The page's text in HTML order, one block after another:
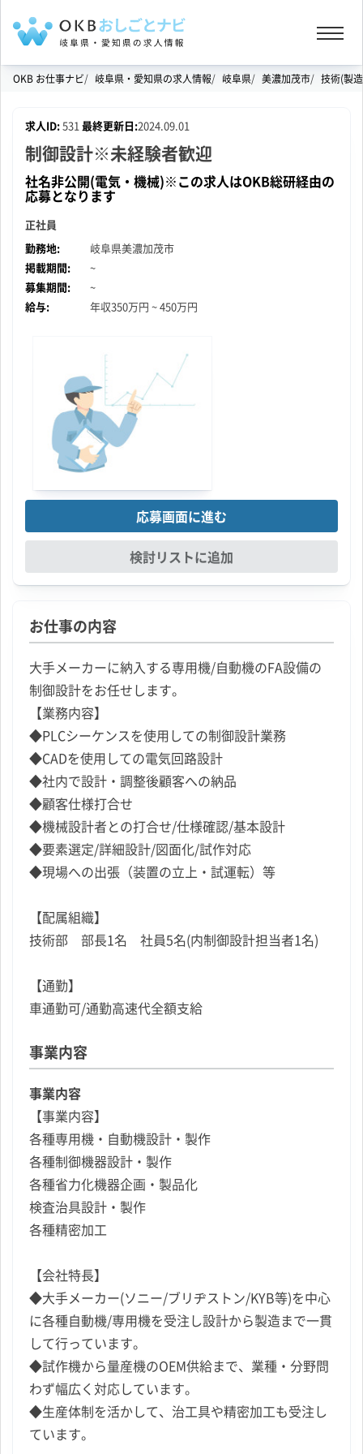
OKB お仕事ナビ 岐阜県・愛知県の求人情報 岐阜県 美濃加茂市 技術(製
求人ID:531 最終更新日:2024.09.01
制御設計※未経験者歓迎
社名非公開(電気・機械)※この求人はOKB総研経由の
応募となります
正社員
勤務地:
岐阜県美濃加茂市
掲載期間:
~
募集期間:
~
給与:
年収350万円 ~ 450万円
応募画面に進む
検討リストに追加
お仕事の内容
大手メーカーに納入する専用機/自動機のFA設備の
制御設計をお任せします。
【業務内容】
◆PLCシーケンスを使用しての制御設計業務
◆CADを使用しての電気回路設計
◆社内で設計・調整後顧客への納品
◆顧客仕様打合せ
◆機械設計者との打合せ/仕様確認/基本設計
◆要素選定/詳細設計/図面化/試作対応
◆現場への出張（装置の立上・試運転）等
【配属組織】
技術部 部長1名 社員5名(内制御設計担当者1名)
【通勤】
車通勤可/通勤高速代全額支給
事業内容
事業内容
【事業内容】
各種専用機・自動機設計・製作
各種制御機器設計・製作
各種省力化機器企画・製品化
検査治具設計・製作
各種精密加工
【会社特長】
◆大手メーカー(ソニー/ブリヂストン/KYB等)を中心
に各種自動機/専用機を受注し設計から製造まで一貫
して行っています。
◆試作機から量産機のOEM供給まで、業種・分野問
わず幅広く対応しています。
◆生産体制を活かして、治工具や精密加工も受注し
ています。